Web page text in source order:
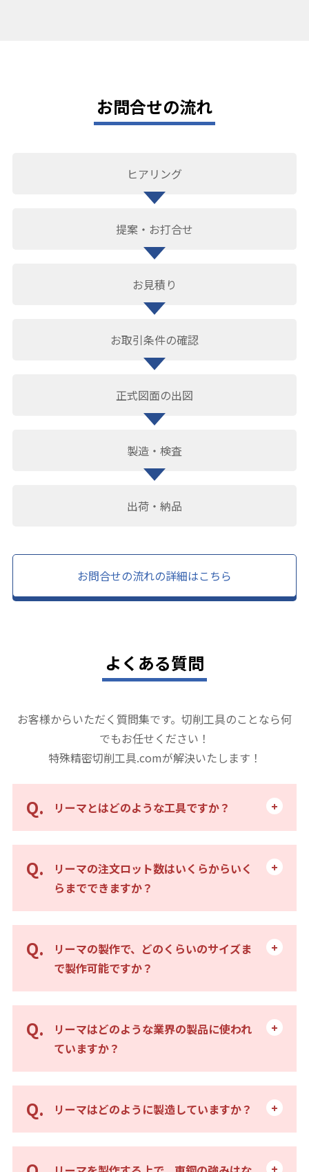
お問合せの流れ
ヒアリング
提案・お打合せ
お見積り
お取引条件の確認
正式図面の出図
製造・検査
出荷・納品
お問合せの流れの詳細はこちら
よくある質問
お客様からいただく質問集です。切削工具のことなら何
でもお任せください！
特殊精密切削工具.comが解決いたします！
リーマとはどのような工具ですか？
リーマの注文ロット数はいくらからいく
らまでできますか？
リーマの製作で、どのくらいのサイズま
で製作可能ですか？
リーマはどのような業界の製品に使われ
ていますか？
リーマはどのように製造していますか？